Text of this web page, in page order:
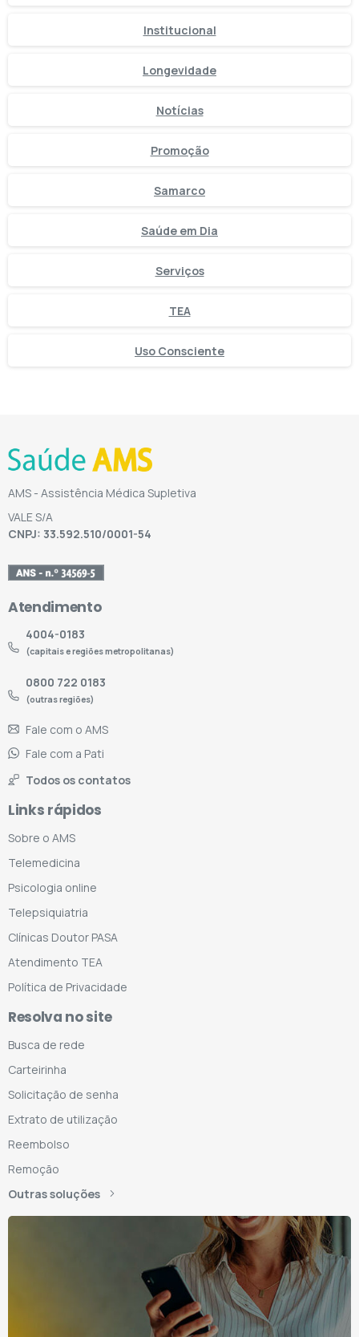
Institucional
Longevidade
Notícias
Promoção
Samarco
Saúde em Dia
Serviços
TEA
Uso Consciente
AMS - Assistência Médica Supletiva
VALE S/A
CNPJ: 33.592.510/0001-54
Atendimento
4004-0183
(capitais e regiões metropolitanas)
0800 722 0183
(outras regiões)
Fale com o AMS
Fale com a Pati
Todos os contatos
Links rápidos
Sobre o AMS
Telemedicina
Psicologia online
Telepsiquiatria
Clínicas Doutor PASA
Atendimento TEA
Política de Privacidade
Resolva no site
Busca de rede
Carteirinha
Solicitação de senha
Extrato de utilização
Reembolso
Remoção
Outras soluções